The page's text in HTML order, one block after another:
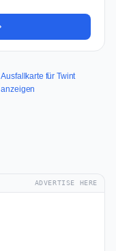
Ausfallkarte für Twint
anzeigen
ADVERTISE HERE